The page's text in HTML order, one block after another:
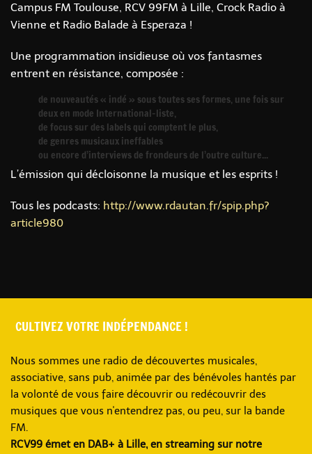
Campus FM Toulouse, RCV 99FM à Lille, Crock Radio à
Vienne et Radio Balade à Esperaza !
Une programmation insidieuse où vos fantasmes
entrent en résistance, composée :
de nouveautés « indé » sous toutes ses formes, une fois sur
deux en mode International-liste,
de focus sur des labels qui comptent le plus,
de genres musicaux ineffables
ou encore d’interviews de frondeurs de l’outre culture...
L’émission qui décloisonne la musique et les esprits !
Tous les podcasts: http://www.rdautan.fr/spip.php?
article980
CULTIVEZ VOTRE INDÉPENDANCE !
Nous sommes une radio de découvertes musicales,
associative, sans pub, animée par des bénévoles hantés par
la volonté de vous faire découvrir ou redécouvrir des
musiques que vous n'entendrez pas, ou peu, sur la bande
FM.
RCV99 émet en DAB+ à Lille, en streaming sur notre